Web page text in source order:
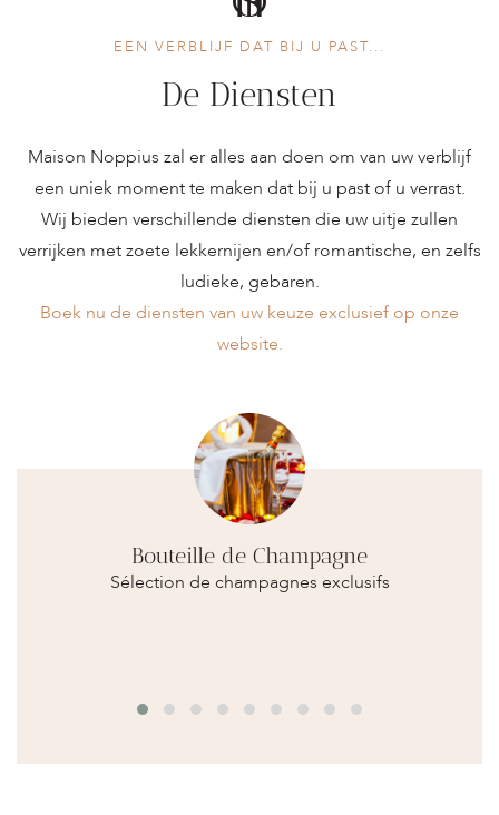
EEN VERBLIJF DAT BIJ U PAST...
De Diensten
Maison Noppius zal er alles aan doen om van uw verblijf
een uniek moment te maken dat bij u past of u verrast.
Wij bieden verschillende diensten die uw uitje zullen
verrijken met zoete lekkernijen en/of romantische, en zelfs
ludieke, gebaren.
Boek nu de diensten van uw keuze exclusief op onze
website.
Bouteille de Champagne
Sélection de champagnes exclusifs